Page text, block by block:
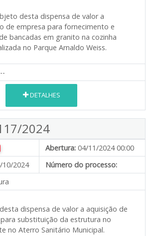
desta dispensa de valor a
de empresa para fornecimento e
bancadas em granito na cozinha
no Parque Arnaldo Weiss.
DETALHES
2024
Abertura: 04/11/2024 00:00
10/2024
Número do processo:
dispensa de valor a aquisição de
substituição da estrutura no
no Aterro Sanitário Municipal.